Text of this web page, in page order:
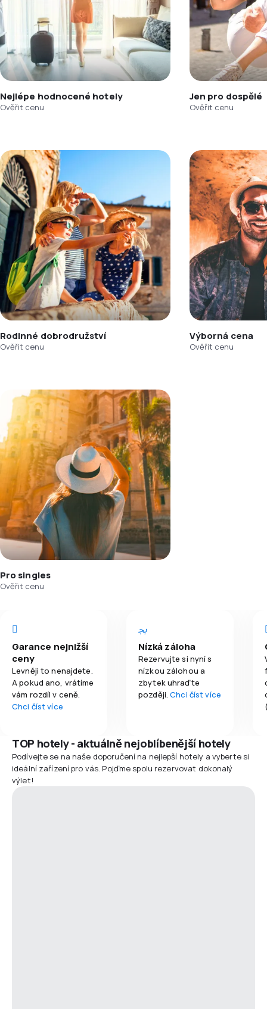
Nejlépe hodnocené hotely
Ověřit cenu
Jen pro dospělé
Ověřit cenu
Rodinné dobrodružství
Ověřit cenu
Výborná cena
Ověřit cenu
Pro singles
Ověřit cenu
Garance nejnižší
ceny
Levněji to nenajdete.
A pokud ano, vrátíme
vám rozdíl v ceně.
Chci číst více
Nízká záloha
Rezervujte si nyní s
nízkou zálohou a
zbytek uhraďte
později.Chci číst více
TOP hotely - aktuálně nejoblíbenější hotely
Podívejte se na naše doporučení na nejlepší hotely a vyberte si
ideální zařízení pro vás. Pojďme spolu rezervovat dokonalý
výlet!